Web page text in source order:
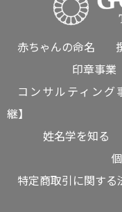
赤ちゃんの命名
印章事業
コンサルティン
継】
姓名学を知る
特定商取引に関する